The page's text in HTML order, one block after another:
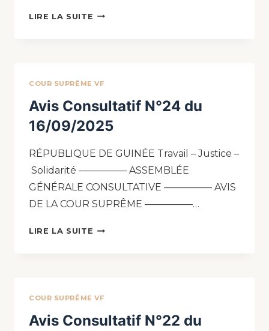
LIRE LA SUITE
COUR SUPRÊME VF
Avis Consultatif N°24 du
16/09/2025
RÉPUBLIQUE DE GUINÉE Travail – Justice –
Solidarité ————— ASSEMBLÉE
GÉNÉRALE CONSULTATIVE ————— AVIS
DE LA COUR SUPRÊME —————…
LIRE LA SUITE
COUR SUPRÊME VF
Avis Consultatif N°22 du